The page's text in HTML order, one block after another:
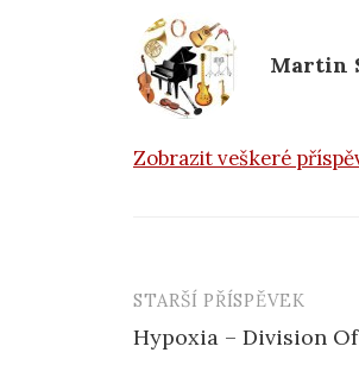
o
k Martin
Zobrazit veškeré
Navigace
příspěvku
STARŠÍ PŘÍSPĚVEK
Hypoxia – Division